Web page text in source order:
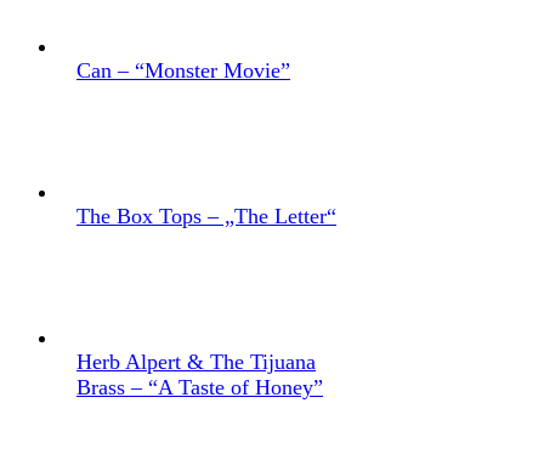
Can – “Monster Movie”
The Box Tops – „The Letter“
Herb Alpert & The Tijuana
Brass – “A Taste of Honey”